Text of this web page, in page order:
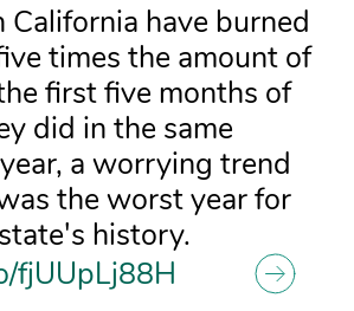
have burned
times the amount of
first five months of
did in the same
a worrying trend
the worst year for
history.
fjUUpLj88H